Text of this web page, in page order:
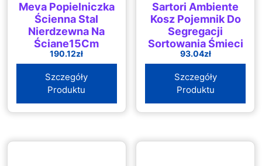
Meva Popielniczka
Ścienna Stal
Nierdzewna Na
Ścianę15Cm
190.12zł
Szczegóły
Produktu
Sartori Ambiente
Kosz Pojemnik Do
Segregacji
Sortowania Śmieci
Urba Plus 40L
93.04zł
Szczegóły
Produktu